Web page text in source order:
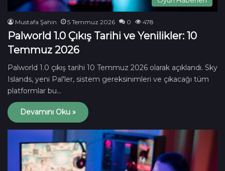
Mustafa Şahin 5 Temmuz 2026 0 478
Palworld 1.0 Çıkış Tarihi ve Yenilikler: 10
Temmuz 2026
Palworld 1.0 çıkış tarihi 10 Temmuz 2026 olarak açıklandı. Sky
Islands, yeni Pal'ler, sistem gereksinimleri ve çıkacağı tüm
platformlar bu…
Devamını Oku »